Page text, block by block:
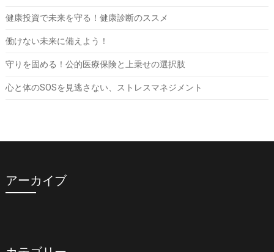
健康投資で未来を守る！健康診断のススメ
働けない未来に備えよう！
守りを固める！公的医療保険と上乗せの選択肢
心と体のSOSを見逃さない、ストレスマネジメント
アーカイブ